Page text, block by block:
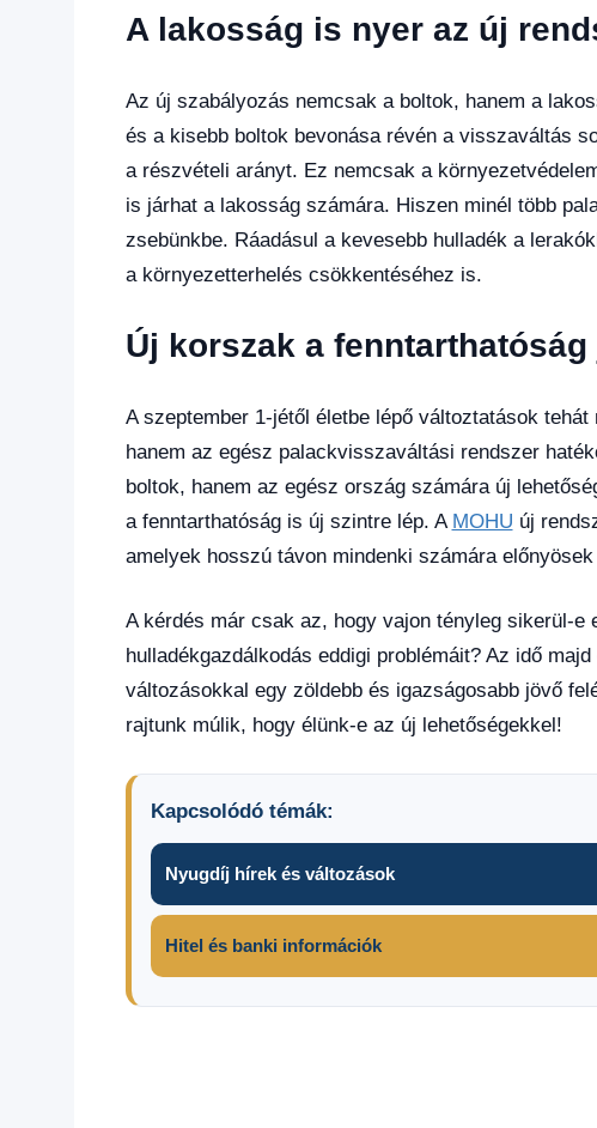
A lakosság is nyer az új
Az új szabályozás nemcsak a boltok, hanem a
és a kisebb boltok bevonása révén a visszaváltás
a részvételi arányt. Ez nemcsak a
is járhat a lakosság számára. Hiszen minél több
zsebünkbe. Ráadásul a kevesebb hulladék a
a környezetterhelés csökkentéséhez is.
Új korszak a fenntarthatóság
A szeptember 1-jétől életbe lépő változtatások
hanem az egész palackvisszaváltási rendszer
boltok, hanem az egész ország számára új
a fenntarthatóság is új szintre lép. A MOHU új
amelyek hosszú távon mindenki számára
A kérdés már csak az, hogy vajon tényleg sikerül-e
hulladékgazdálkodás eddigi problémáit? Az idő
változásokkal egy zöldebb és igazságosabb jövő
rajtunk múlik, hogy élünk-e az új lehetőségekkel!
Kapcsolódó témák:
Nyugdíj hírek és változások
Hitel és banki információk